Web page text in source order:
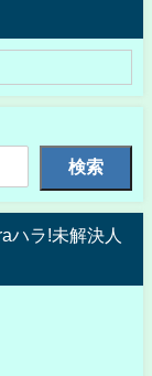
検索
ハラ!未解決人